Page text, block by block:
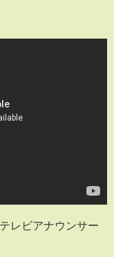
レビアナウンサー